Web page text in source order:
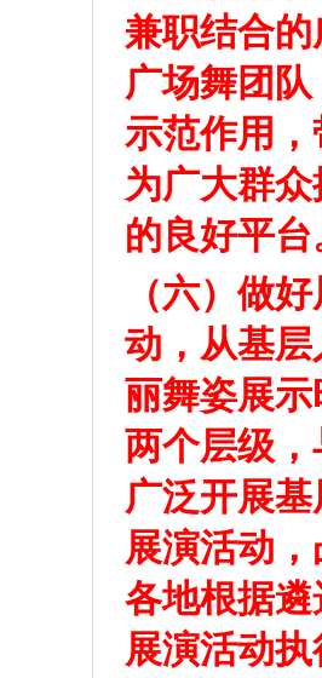
兼职结合
广场舞团
示范作用
为广大群
的良好平台
（六）做
动，从基
丽舞姿展
两个层级
广泛开展
展演活动
各地根据
展演活动